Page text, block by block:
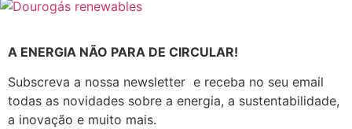
A ENERGIA NÃO PARA DE CIRCULAR!
Subscreva a nossa newsletter e receba no seu email
todas as novidades sobre a energia, a sustentabilidade,
a inovação e muito mais.